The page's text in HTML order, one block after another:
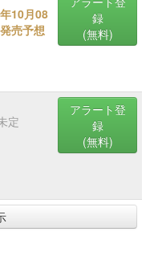
10月08
売予想
録
(無料)
定
アラート登
録
(無料)